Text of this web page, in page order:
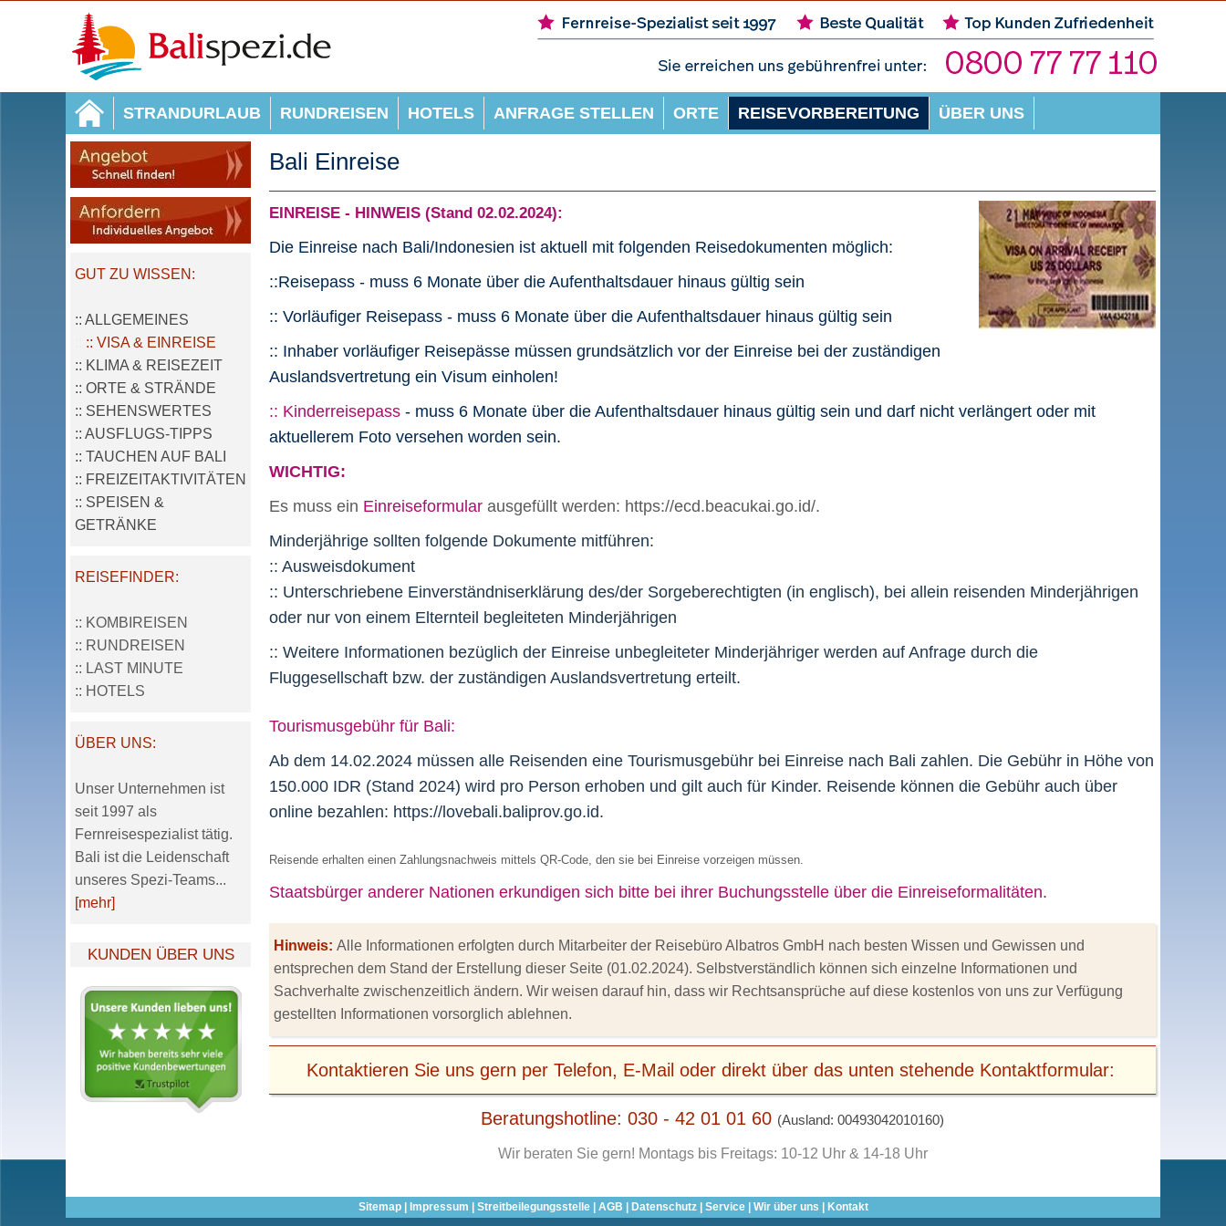
STRANDURLAUB RUNDREISEN HOTELS ANFRAGE STELLEN ORTE REISEVORBEREITUNG ÜBER UNS
GUT ZU WISSEN:
:: ALLGEMEINES
:: VISA & EINREISE
:: KLIMA & REISEZEIT
:: ORTE & STRÄNDE
:: SEHENSWERTES
:: AUSFLUGS-TIPPS
:: TAUCHEN AUF BALI
:: FREIZEITAKTIVITÄTEN
:: SPEISEN &
GETRÄNKE
REISEFINDER:
:: KOMBIREISEN
:: RUNDREISEN
:: LAST MINUTE
:: HOTELS
ÜBER UNS:
Unser Unternehmen ist
seit 1997 als
Fernreisespezialist tätig.
Bali ist die Leidenschaft
unseres Spezi-Teams...
[mehr]
KUNDEN ÜBER UNS
Bali Einreise
EINREISE - HINWEIS (Stand 02.02.2024):
Die Einreise nach Bali/Indonesien ist aktuell mit folgenden Reisedokumenten möglich:
::Reisepass - muss 6 Monate über die Aufenthaltsdauer hinaus gültig sein
:: Vorläufiger Reisepass - muss 6 Monate über die Aufenthaltsdauer hinaus gültig sein
:: Inhaber vorläufiger Reisepässe müssen grundsätzlich vor der Einreise bei der zuständigen
Auslandsvertretung ein Visum einholen!
:: Kinderreisepass - muss 6 Monate über die Aufenthaltsdauer hinaus gültig sein und darf nicht verlängert oder mit
aktuellerem Foto versehen worden sein.
WICHTIG:
Es muss ein Einreiseformular ausgefüllt werden: https://ecd.beacukai.go.id/.
Minderjährige sollten folgende Dokumente mitführen:
:: Ausweisdokument
:: Unterschriebene Einverständniserklärung des/der Sorgeberechtigten (in englisch), bei allein reisenden Minderjährigen
oder nur von einem Elternteil begleiteten Minderjährigen
:: Weitere Informationen bezüglich der Einreise unbegleiteter Minderjähriger werden auf Anfrage durch die
Fluggesellschaft bzw. der zuständigen Auslandsvertretung erteilt.
Tourismusgebühr für Bali:
Ab dem 14.02.2024 müssen alle Reisenden eine Tourismusgebühr bei Einreise nach Bali zahlen. Die Gebühr in Höhe von
150.000 IDR (Stand 2024) wird pro Person erhoben und gilt auch für Kinder. Reisende können die Gebühr auch über
online bezahlen: https://lovebali.baliprov.go.id.
Reisende erhalten einen Zahlungsnachweis mittels QR-Code, den sie bei Einreise vorzeigen müssen.
Staatsbürger anderer Nationen erkundigen sich bitte bei ihrer Buchungsstelle über die Einreiseformalitäten.
Hinweis: Alle Informationen erfolgten durch Mitarbeiter der Reisebüro Albatros GmbH nach besten Wissen und Gewissen und
entsprechen dem Stand der Erstellung dieser Seite (01.02.2024). Selbstverständlich können sich einzelne Informationen und
Sachverhalte zwischenzeitlich ändern. Wir weisen darauf hin, dass wir Rechtsansprüche auf diese kostenlos von uns zur Verfügung
gestellten Informationen vorsorglich ablehnen.
Kontaktieren Sie uns gern per Telefon, E-Mail oder direkt über das unten stehende Kontaktformular:
Beratungshotline: 030 - 42 01 01 60 (Ausland: 00493042010160)
Wir beraten Sie gern! Montags bis Freitags: 10-12 Uhr & 14-18 Uhr
Sitemap| Impressum Streitbeilegungsstelle| AGB Datenschutz| Service| Wir über uns Kontakt